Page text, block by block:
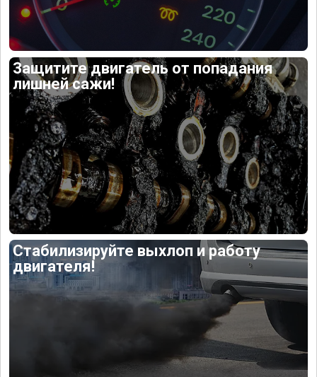
Защитите двигатель от попадания
лишней сажи!
Стабилизируйте выхлоп и работу
двигателя!